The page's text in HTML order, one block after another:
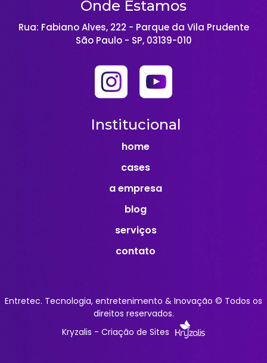
Onde Estamos
Rua: Fabiano Alves, 222 - Parque da Vila Prudente
São Paulo - SP, 03139-010
Institucional
home
cases
a empresa
blog
serviços
contato
Entretec. Tecnologia, entretenimento & Inovação © Todos os
direitos reservados.
Kryzalis - Criação de Sites